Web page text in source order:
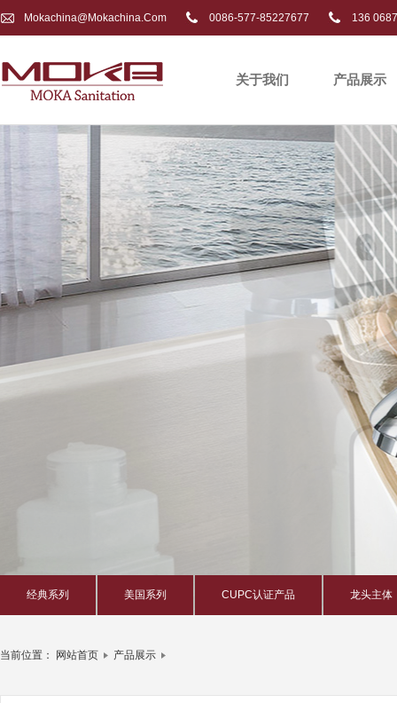
Mokachina@mokachina.com 0086-577-85227677 136
关于我们 产品展示
经典系列 美国系列 CUPC认证产品 龙头主体
当前位置： 网站首页 产品展示